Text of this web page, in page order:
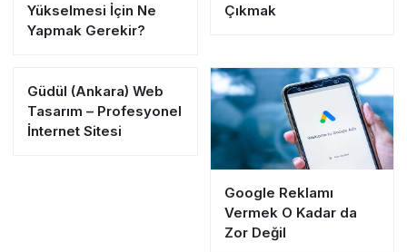
Yükselmesi İçin Ne
Yapmak Gerekir?
Çıkmak
Güdül (Ankara) Web
Tasarım – Profesyonel
İnternet Sitesi
Google Reklamı
Vermek O Kadar da
Zor Değil